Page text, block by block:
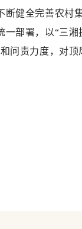
断健全完善农村
部署，以“三
问责力度，对